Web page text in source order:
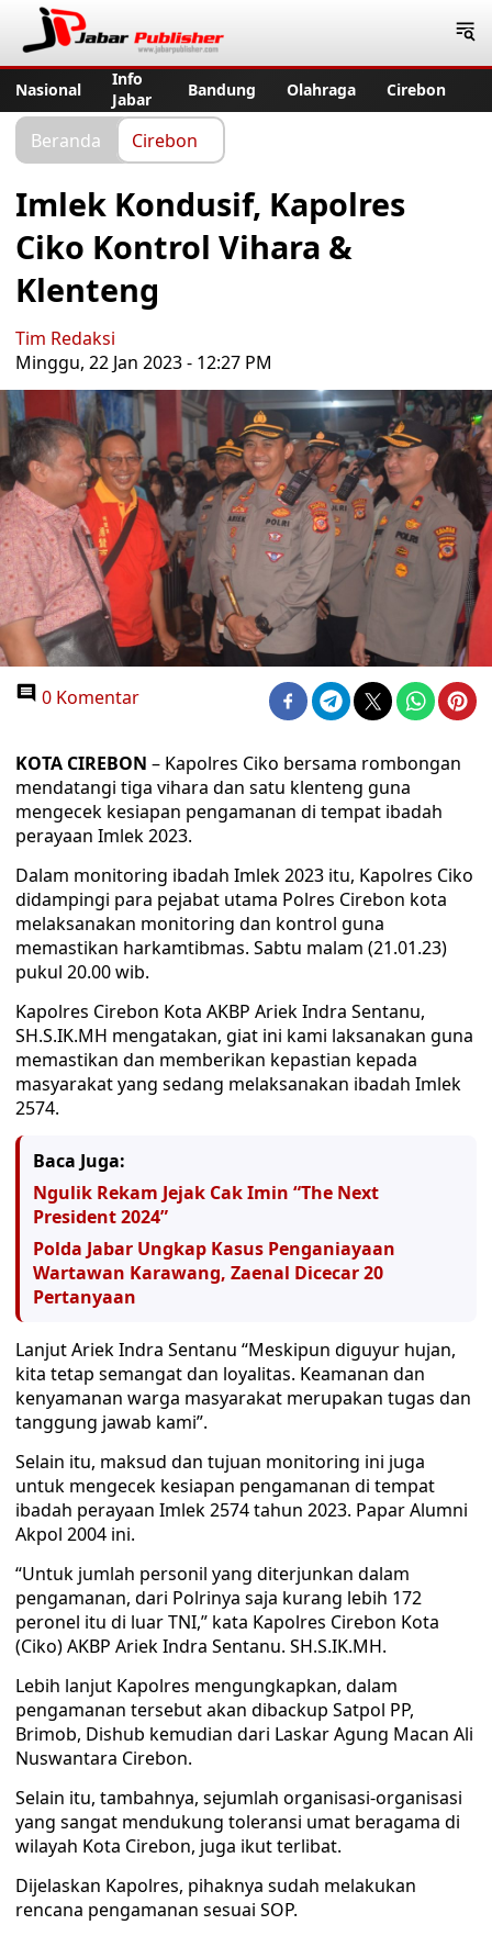
Nasional
Info
Jabar
Bandung Olahraga Cirebon
Beranda Cirebon
Imlek Kondusif, Kapolres
Ciko Kontrol Vihara &
Klenteng
Tim Redaksi
Minggu, 22 Jan 2023 - 12:27 PM
0 Komentar
KOTA CIREBON – Kapolres Ciko bersama rombongan
mendatangi tiga vihara dan satu klenteng guna
mengecek kesiapan pengamanan di tempat ibadah
perayaan Imlek 2023.
Dalam monitoring ibadah Imlek 2023 itu, Kapolres Ciko
didampingi para pejabat utama Polres Cirebon kota
melaksanakan monitoring dan kontrol guna
memastikan harkamtibmas. Sabtu malam (21.01.23)
pukul 20.00 wib.
Kapolres Cirebon Kota AKBP Ariek Indra Sentanu,
SH.S.IK.MH mengatakan, giat ini kami laksanakan guna
memastikan dan memberikan kepastian kepada
masyarakat yang sedang melaksanakan ibadah Imlek
2574.
Baca Juga:
Ngulik Rekam Jejak Cak Imin “The Next
President 2024”
Polda Jabar Ungkap Kasus Penganiayaan
Wartawan Karawang, Zaenal Dicecar 20
Pertanyaan
Lanjut Ariek Indra Sentanu “Meskipun diguyur hujan,
kita tetap semangat dan loyalitas. Keamanan dan
kenyamanan warga masyarakat merupakan tugas dan
tanggung jawab kami”.
Selain itu, maksud dan tujuan monitoring ini juga
untuk mengecek kesiapan pengamanan di tempat
ibadah perayaan Imlek 2574 tahun 2023. Papar Alumni
Akpol 2004 ini.
“Untuk jumlah personil yang diterjunkan dalam
pengamanan, dari Polrinya saja kurang lebih 172
peronel itu di luar TNI,” kata Kapolres Cirebon Kota
(Ciko) AKBP Ariek Indra Sentanu. SH.S.IK.MH.
Lebih lanjut Kapolres mengungkapkan, dalam
pengamanan tersebut akan dibackup Satpol PP,
Brimob, Dishub kemudian dari Laskar Agung Macan Ali
Nuswantara Cirebon.
Selain itu, tambahnya, sejumlah organisasi-organisasi
yang sangat mendukung toleransi umat beragama di
wilayah Kota Cirebon, juga ikut terlibat.
Dijelaskan Kapolres, pihaknya sudah melakukan
rencana pengamanan sesuai SOP.